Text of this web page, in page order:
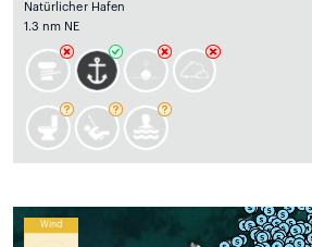
Natürlicher Hafen
1.3 nm NE
Wind